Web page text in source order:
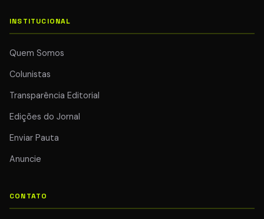
INSTITUCIONAL
Quem Somos
Colunistas
Transparência Editorial
Edições do Jornal
Enviar Pauta
Anuncie
CONTATO